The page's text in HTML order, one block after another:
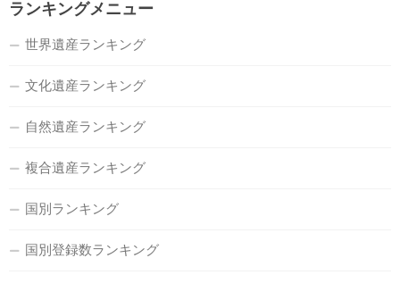
ランキングメニュー
世界遺産ランキング
文化遺産ランキング
自然遺産ランキング
複合遺産ランキング
国別ランキング
国別登録数ランキング